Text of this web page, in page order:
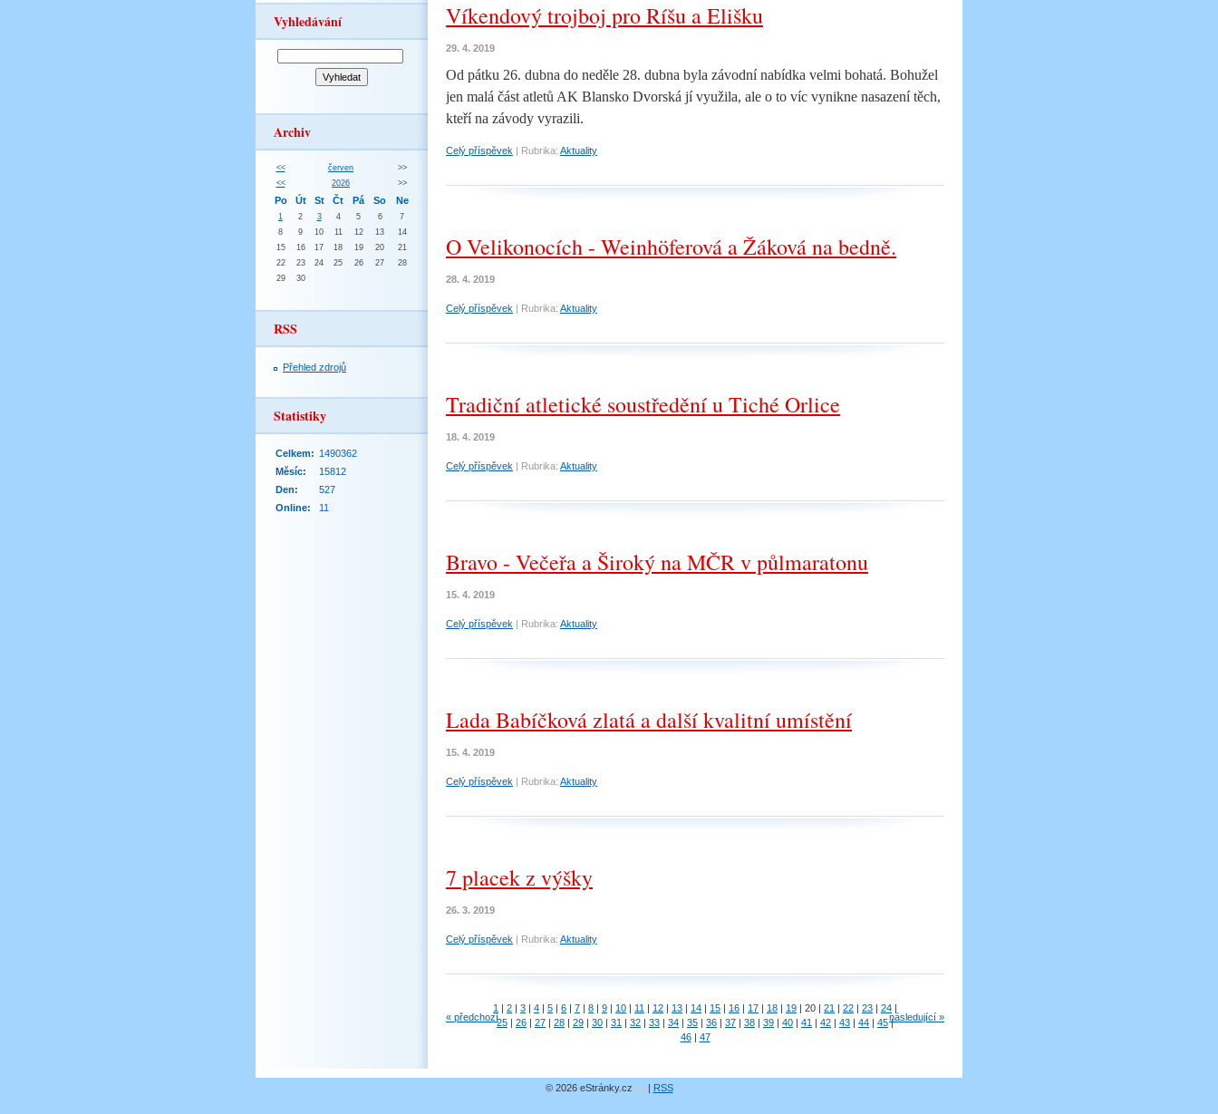
Víkendový trojboj pro Ríšu a Elišku
29. 4. 2019
Od pátku 26. dubna do neděle 28. dubna byla závodní nabídka velmi bohatá. Bohužel
jen malá část atletů AK Blansko Dvorská jí využila, ale o to víc vynikne nasazení těch,
kteří na závody vyrazili.
Celý příspěvek | Rubrika: Aktuality
O Velikonocích - Weinhöferová a Žáková na bedně.
28. 4. 2019
Celý příspěvek | Rubrika: Aktuality
Tradiční atletické soustředění u Tiché Orlice
18. 4. 2019
Celý příspěvek | Rubrika: Aktuality
Bravo - Večeřa a Široký na MČR v půlmaratonu
15. 4. 2019
Celý příspěvek | Rubrika: Aktuality
Lada Babíčková zlatá a další kvalitní umístění
15. 4. 2019
Celý příspěvek | Rubrika: Aktuality
7 placek z výšky
26. 3. 2019
Celý příspěvek | Rubrika: Aktuality
« předchozí
1 | 2 | 3 | 4 | 5 | 6 | 7 | 8 | 9 | 10 | 11 | 12 | 13 | 14 | 15 | 16 | 17 | 18 | 19 | 20 | 21 | 22 | 23 | 24 |
25 | 26 | 27 | 28 | 29 | 30 | 31 | 32 | 33 | 34 | 35 | 36 | 37 | 38 | 39 | 40 | 41 | 42 | 43 | 44 | 45 |
46 | 47
následující »
Vyhledávání
Archiv
<< červen
>>
<<
2026 >>
Po Út St Čt Pá So Ne
1 2 3 4 5 6
7
8
9 10 11 12 13
14
15
16 17 18 19 20
21
22
23 24 25 26 27
28
29
30
RSS
Přehled zdrojů
Statistiky
Online: 11
Celkem: 1490362
Měsíc:
15812
Den:
527
© 2026 eStránky.cz | RSS